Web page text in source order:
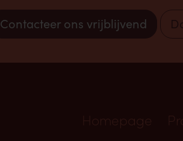
Contacteer ons vrijblijvend
Homepage